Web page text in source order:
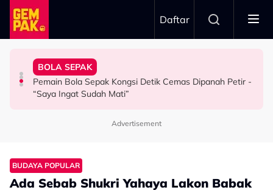
Skip to main content
Daftar
SELEBRITI
Zila Bakarin Sebak, Anak Sulung Sering Jadi Mangsa
Buli - "Jangan Bagi Orang Pijak Kau"
HIBURAN
Dakwa Pelakon Tak Serik Datang Lewat Ke Set,
Kesabaran Fasha Sandha Makin ‘Tipis’ - “Orang Macam
BOLA SEPAK
Pemain Bola Sepak Kongsi Detik Cemas Dipanah Petir -
“Saya Ingat Sudah Mati”
HIBURAN
Anne Ngasri Terharu Jadi Panel Program ‘Bidadari
Dambaan Syurga 2026’ - “Kita Tahu Permasalah Banyak
Advertisement
BUDAYA POPULAR
Ada Sebab Shukri Yahaya Lakon Babak